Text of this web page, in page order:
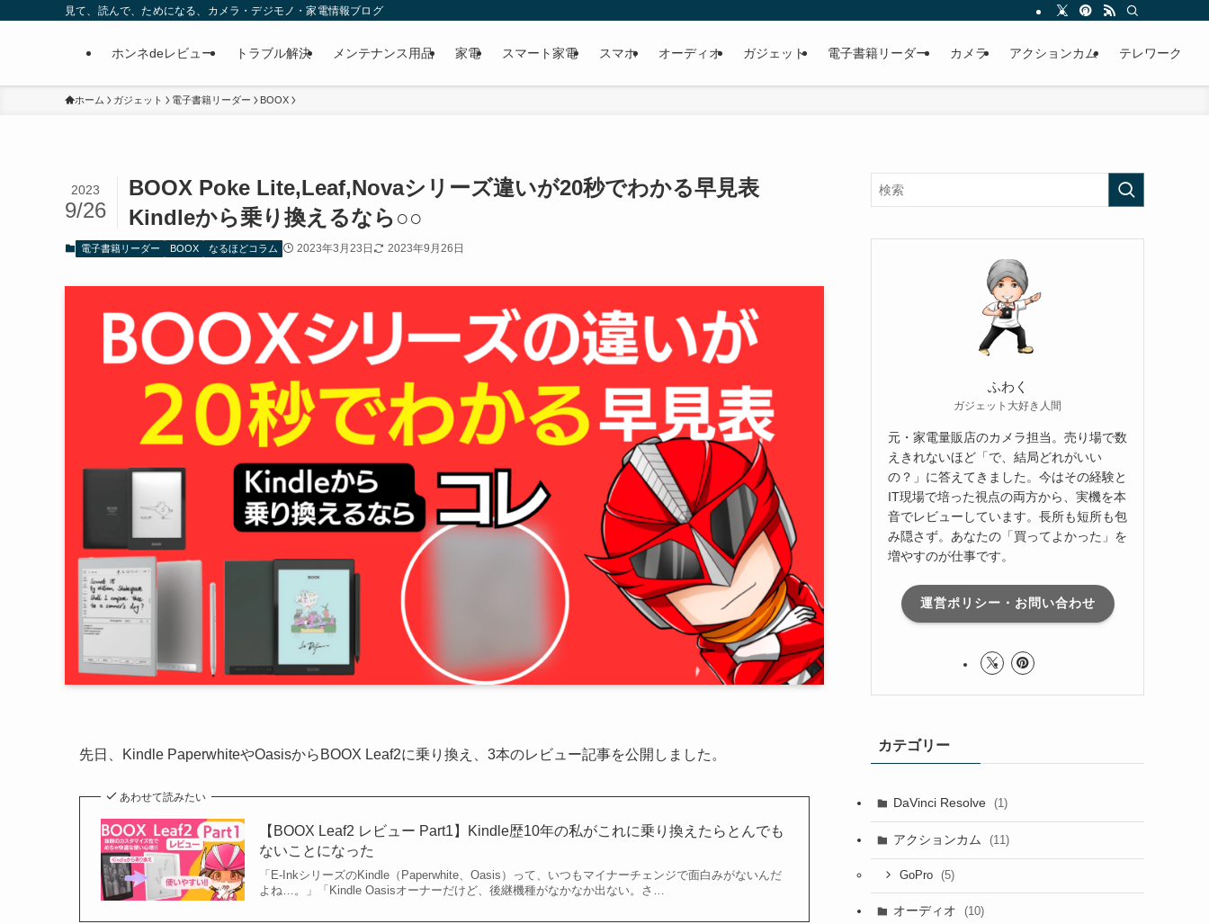
見て、読んで、ためになる、カメラ・デジモノ・家電情報ブログ
ホンネdeレビュー トラブル解決 メンテナンス用品 家電 スマート家電 スマホ オーディオ ガジェット 電子書籍リーダー カメラ アクションカム テレワーク
ホーム ガジェット 電子書籍リーダー BOOX
BOOX Poke Lite,Leaf,Novaシリーズ違いが20秒でわかる早見表
Kindleから乗り換えるなら○○
2023
9/26
電子書籍リーダー BOOX なるほどコラム 2023年3月23日 2023年9月26日
先日、Kindle PaperwhiteやOasisからBOOX Leaf2に乗り換え、3本のレビュー記事を公開しました。
あわせて読みたい
【BOOX Leaf2 レビュー Part1】Kindle歴10年の私がこれに乗り換えたらとんでも
ないことになった
「E-InkシリーズのKindle（Paperwhite、Oasis）って、いつもマイナーチェンジで面白みがないんだ
よね…。」「Kindle Oasisオーナーだけど、後継機種がなかなか出ない。さ…
ふわく
ガジェット大好き人間
元・家電量販店のカメラ担当。売り場で数
えきれないほど「で、結局どれがいい
の？」に答えてきました。今はその経験と
IT現場で培った視点の両方から、実機を本
音でレビューしています。長所も短所も包
み隠さず。あなたの「買ってよかった」を
増やすのが仕事です。
運営ポリシー・お問い合わせ
カテゴリー
DaVinci Resolve (1)
アクションカム (11)
GoPro (5)
オーディオ (10)